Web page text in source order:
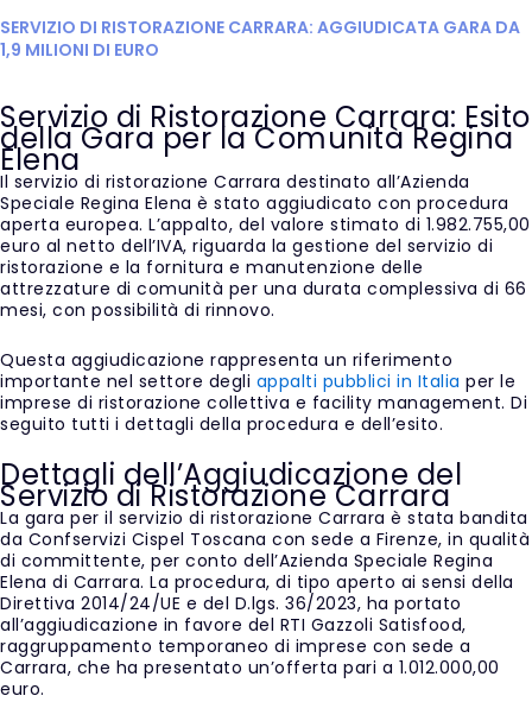
SERVIZIO DI RISTORAZIONE CARRARA: AGGIUDICATA GARA DA
1,9 MILIONI DI EURO
Servizio di Ristorazione Carrara: Esito
della Gara per la Comunità Regina
Elena
Il servizio di ristorazione Carrara destinato all’Azienda
Speciale Regina Elena è stato aggiudicato con procedura
aperta europea. L’appalto, del valore stimato di 1.982.755,00
euro al netto dell’IVA, riguarda la gestione del servizio di
ristorazione e la fornitura e manutenzione delle
attrezzature di comunità per una durata complessiva di 66
mesi, con possibilità di rinnovo.
Questa aggiudicazione rappresenta un riferimento
importante nel settore degli appalti pubblici in Italia per le
imprese di ristorazione collettiva e facility management. Di
seguito tutti i dettagli della procedura e dell’esito.
Dettagli dell’Aggiudicazione del
Servizio di Ristorazione Carrara
La gara per il servizio di ristorazione Carrara è stata bandita
da Confservizi Cispel Toscana con sede a Firenze, in qualità
di committente, per conto dell’Azienda Speciale Regina
Elena di Carrara. La procedura, di tipo aperto ai sensi della
Direttiva 2014/24/UE e del D.lgs. 36/2023, ha portato
all’aggiudicazione in favore del RTI Gazzoli Satisfood,
raggruppamento temporaneo di imprese con sede a
Carrara, che ha presentato un’offerta pari a 1.012.000,00
euro.